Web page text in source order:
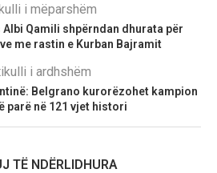
i mëparshëm
Qamili shpërndan dhurata për
me rastin e Kurban Bajramit
i ardhshëm
Belgrano kurorëzohet kampion
parë në 121 vjet histori
TË NDËRLIDHURA